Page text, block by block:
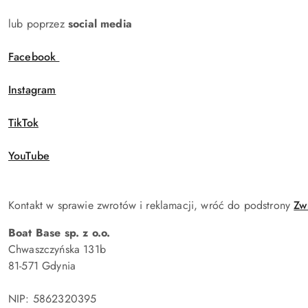
lub poprzez social media
Facebook
Instagram
TikTok
YouTube
Kontakt w sprawie zwrotów i reklamacji, wróć do podstrony
Boat Base sp. z o.o.
Chwaszczyńska 131b
81-571 Gdynia
NIP: 5862320395